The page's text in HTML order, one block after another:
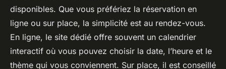
disponibles. Que vous préfériez la réservation en
ligne ou sur place, la simplicité est au rendez-vous.
En ligne, le site dédié offre souvent un calendrier
interactif où vous pouvez choisir la date, l’heure et le
thème qui vous conviennent. Sur place, il est conseillé